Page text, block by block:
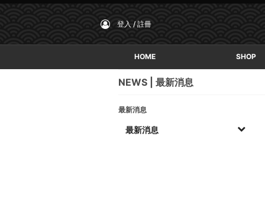
登入 / 註冊
HOME SHOP
NEWS 最新消息
最新消息
最新消息